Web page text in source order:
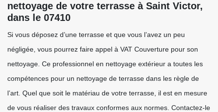
nettoyage de votre terrasse à Saint Victor,
dans le 07410
Si vous déposez d’une terrasse et que vous l’avez un peu
négligée, vous pourrez faire appel à VAT Couverture pour son
nettoyage. Ce professionnel en nettoyage extérieur a toutes les
compétences pour un nettoyage de terrasse dans les règle de
l’art. Quel que soit le matériau de votre terrasse, il est en mesure
de vous réaliser des travaux conformes aux normes. Contactez-le